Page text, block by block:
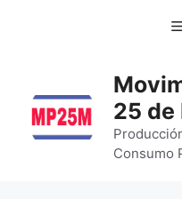
25 de
Consumo